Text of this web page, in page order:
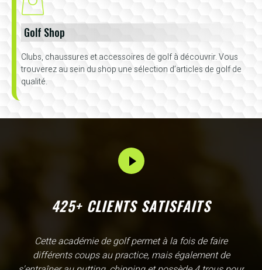
Golf Shop
Clubs, chaussures et accessoires de golf à découvrir. Vous
trouverez au sein du shop une sélection d’articles de golf de
qualité.
425+ CLIENTS SATISFAITS
L'Academy de Gammarth comme son nom l'indique est
une école, en fait c'est un practice exceptionnel. il y a